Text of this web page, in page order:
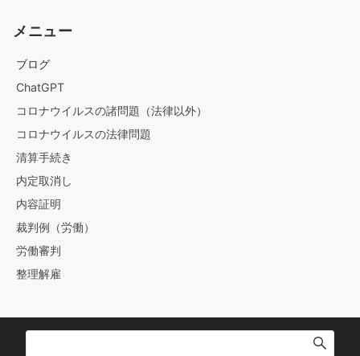
メニュー
ブログ
ChatGPT
コロナウイルスの諸問題（法律以外）
コロナウイルスの法律問題
清算手続き
内定取消し
内容証明
裁判例（労働）
労働審判
整理解雇